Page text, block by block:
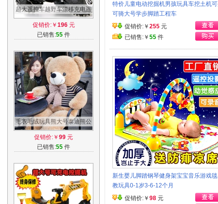
超大遥控车越野车漂移充电遥
控汽车儿童玩具男孩玩具车赛
车大脚车
促销价:￥ 196元
已销售:55 件
毛衣毛绒玩具熊大号泰迪熊公
仔布娃娃玩偶生日礼物送女友
抱抱熊
促销价:￥ 99 元
已销售:55 件
特价儿童电动挖掘机男孩玩具车挖土机
可骑大号学步脚踏工程车
促销价:￥ 255 元
已销售:￥ 55 件
新生婴儿脚踏钢琴健身架宝宝音乐游戏
教玩具0-1岁3-6-12个月
促销价:￥ 98 元